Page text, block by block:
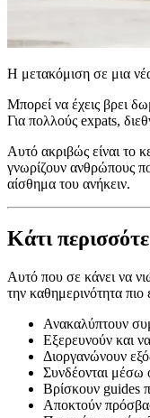
Η μετακόμιση σε μια
Μπορεί να έχεις βρει
Για πολλούς expats,
Αυτό ακριβώς είναι το
γνωρίζουν ανθρώπους
αίσθημα του ανήκειν.
Κάτι
Αυτό που σε κάνει να
την καθημερινότητα
Ανακαλύπτουν
Εξερευνούν και
Διοργανώνουν
Συνδέονται μέσω
Βρίσκουν guides
Αποκτούν